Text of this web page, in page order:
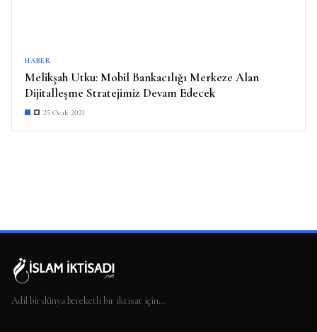
HABER
Melikşah Utku: Mobil Bankacılığı Merkeze Alan
Dijitalleşme Stratejimiz Devam Edecek
25 Ocak 2021
Adil bir dünya bereketli bir iktisat için…